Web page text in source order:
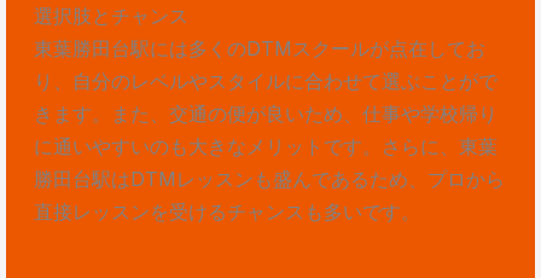
選択肢とチャンス
東葉勝田台駅には多くのDTMスクールが点在してお
り、自分のレベルやスタイルに合わせて選ぶことがで
きます。また、交通の便が良いため、仕事や学校帰り
に通いやすいのも大きなメリットです。さらに、東葉
勝田台駅はDTMレッスンも盛んであるため、プロから
直接レッスンを受けるチャンスも多いです。